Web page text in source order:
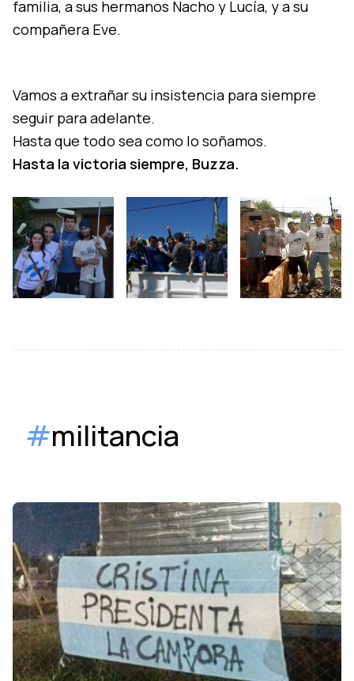
familia, a sus hermanos Nacho y Lucía, y a su
compañera Eve.
Vamos a extrañar su insistencia para siempre
seguir para adelante.
Hasta que todo sea como lo soñamos.
Hasta la victoria siempre, Buzza.
#militancia